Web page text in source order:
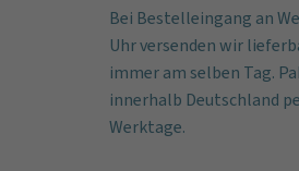
Bei Bestelleingang an
Uhr versenden wir
immer am selben Tag.
innerhalb Deutschland
Werktage.